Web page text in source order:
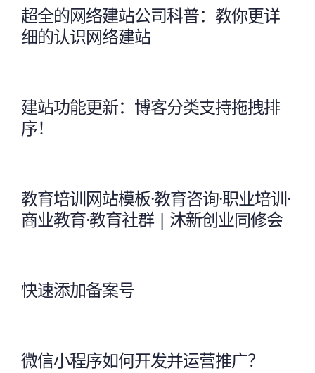
超全的网络建站公司科普：教你更详
细的认识网络建站
建站功能更新：博客分类支持拖拽排
序！
教育培训网站模板·教育咨询·职业培训·
商业教育·教育社群 | 沐新创业同修会
快速添加备案号
微信小程序如何开发并运营推广？